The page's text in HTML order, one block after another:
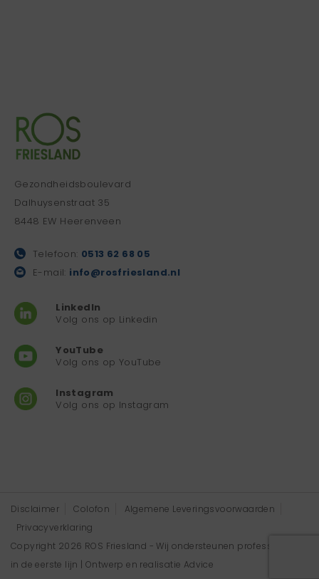
Gezondheidsboulevard
Dalhuysenstraat 35
8448 EW Heerenveen
Telefoon: 0513 62 68 05
E-mail: info@rosfriesland.nl
LinkedIn
Volg ons op Linkedin
YouTube
Volg ons op YouTube
Instagram
Volg ons op Instagram
Disclaimer Colofon
Algemene Leveringsvoorwaarden
Privacyverklaring
Copyright 2026 ROS Friesland - Wij ondersteunen professionals
in de eerste lijn | Ontwerp en realisatie Advice